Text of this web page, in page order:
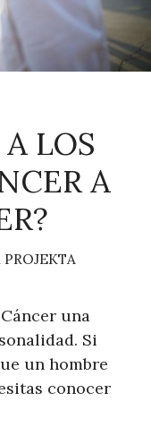
LOS
A
PROJEKTA
una
Si
un hombre
conocer